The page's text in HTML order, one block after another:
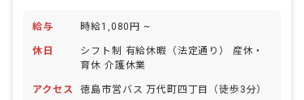
給与 時給1,080円 ~
休日
シフト制 有給休暇（法定通り） 産休・
育休 介護休業
アクセス 徳島市営バス 万代町四丁目（徒歩3分）